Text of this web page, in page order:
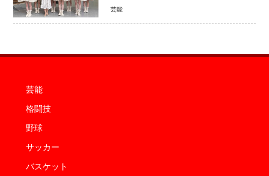
KAWAII PROJECT」が開幕
芸能
芸能
格闘技
野球
サッカー
バスケット